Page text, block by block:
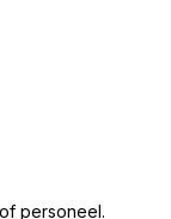
personeel.